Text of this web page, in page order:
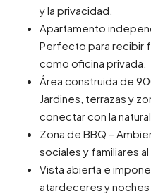
y la privacidad.
Apartamento
Perfecto para recibir
como oficina privada.
Área construida de
Jardines, terrazas y
conectar con la
Zona de BBQ –
sociales y familiares al
Vista abierta e
atardeceres y noches